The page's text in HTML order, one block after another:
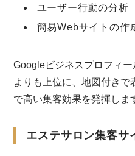
ユーザー行動の分析
簡易Webサイトの作
Googleビジネスプロフィ
よりも上位に、地図付き
で高い集客効果を発揮しま
エステサロン集客サ